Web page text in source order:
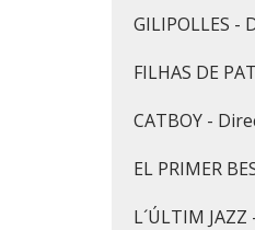
GILIPOLLES -
FILHAS DE
CATBOY -
EL PRIMER
L´ÚLTIM